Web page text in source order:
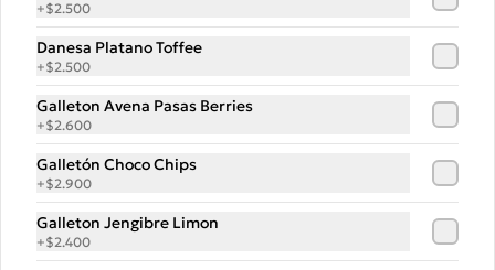
Pizza Queso Cabra
Ahumado
ahumado, Berenjenas fritas, albahaca ,
$15.500
+$2.500
Danesa Platano Toffee
+$2.500
Galleton Avena Pasas Berries
+$2.600
Galletón Choco Chips
+$2.900
Galleton Jengibre Limon
+$2.400